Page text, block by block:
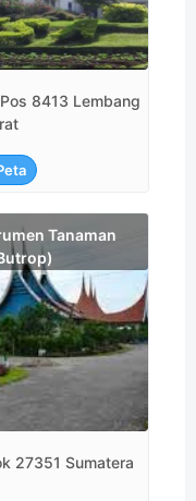
8413 Lembang
Tanaman
27351 Sumatera